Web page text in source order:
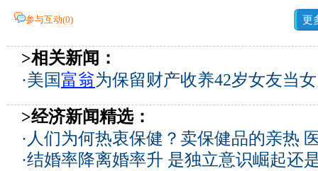
参与互动(0) 更
>相关新闻：
·美国富翁为保留财产收养42岁女友当
>经济新闻精选：
· 人们为何热衷保健？卖保健品的亲热
·结婚率降离婚率升 是独立意识崛起还